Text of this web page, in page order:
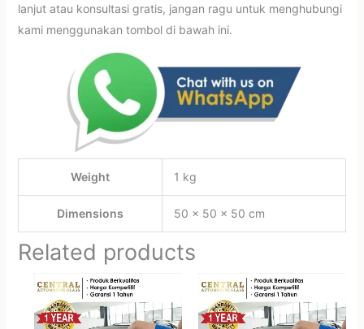
lanjut atau konsultasi gratis, jangan ragu untuk menghubungi
kami menggunakan tombol di bawah ini.
Weight 1 kg
Dimensions 50 × 50 × 50 cm
Related products